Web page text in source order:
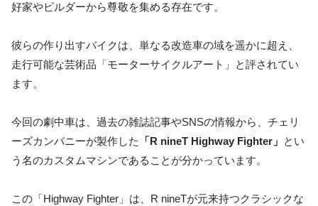
好家やビルダーから尊敬を集める存在です。
彼らの作り出すバイクは、単なる改造車の域を遥かに超え、
走行可能な芸術品「モーターサイクルアート」と評されてい
ます。
今回の劇中車は、過去の雑誌記事やSNSの情報から、チェリ
ーズカンパニーが製作した
「R nineT Highway Fighter」 とい
う名のカスタムマシンであることが分かっています。
この「Highway Fighter」は、R nineTが元来持つクラシックな